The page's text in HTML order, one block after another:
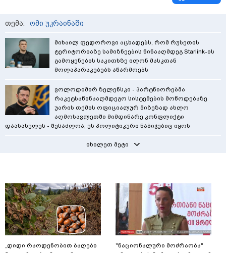
თემა: ომი უკრაინაში
მიხაილ ფედოროვი აცხადებს, რომ რუსეთის
ტერიტორიაზე სამიზნეების წინააღმდეგ Starlink-ის
გამოყენების საკითხზე ილონ მასკთან
მოლაპარაკებებს აწარმოებს
ვოლოდიმირ ზელენსკი - პარტნიორებმა
რაკეტსაწინააღმდეგო სისტემების მოწოდებაზე
უარის თქმის ოფიციალურ მიზეზად ახლო
აღმოსავლეთში მიმდინარე კონფლიქტი
დაასახელეს - შესაძლოა, ეს პოლიტიკური ნაბიჯებიც იყოს
იხილეთ მეტი
„დიდი რაოდენობით ბაღები
"ნაციონალური მოძრაობა"